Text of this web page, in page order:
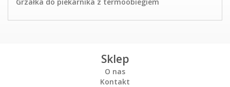
Sklep
O nas
Kontakt